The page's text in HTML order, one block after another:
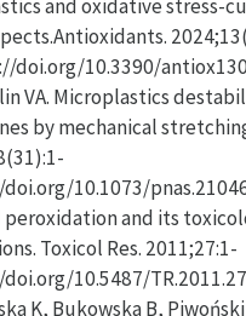
and oxidative stress-
doi.org/10.3390/
VA. Microplastics
by mechanical
10.1073/
peroxidation and its
Toxicol Res. 2011;27:1-
10.5487/
K, Bukowska B,